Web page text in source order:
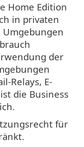
Home Edition
in privaten
der
Relays, E-
die Business
für